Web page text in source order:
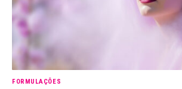
FORMULAÇÕES